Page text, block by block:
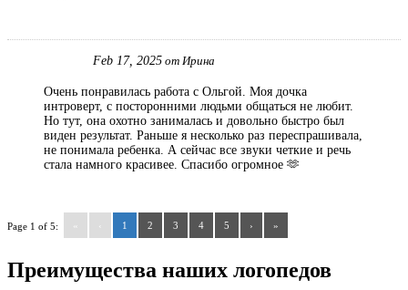
Feb 17, 2025 от Ирина
Очень понравилась работа с Ольгой. Моя дочка
интроверт, с посторонними людьми общаться не любит.
Но тут, она охотно занималась и довольно быстро был
виден результат. Раньше я несколько раз переспрашивала,
не понимала ребенка. А сейчас все звуки четкие и речь
стала намного красивее. Спасибо огромное 🫶
Page 1 of 5: « ‹ 1 2 3 4 5 › »
Преимущества наших логопедов